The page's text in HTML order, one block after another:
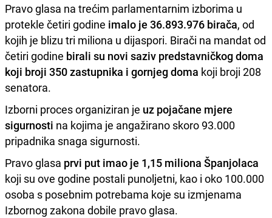
Pravo glasa na trećim parlamentarnim izborima u
protekle četiri godine imalo je 36.893.976 birača, od
kojih je blizu tri miliona u dijaspori. Birači na mandat od
četiri godine birali su novi saziv predstavničkog doma
koji broji 350 zastupnika i gornjeg doma koji broji 208
senatora.
Izborni proces organiziran je uz pojačane mjere
sigurnosti na kojima je angažirano skoro 93.000
pripadnika snaga sigurnosti.
Pravo glasa prvi put imao je 1,15 miliona Španjolaca
koji su ove godine postali punoljetni, kao i oko 100.000
osoba s posebnim potrebama koje su izmjenama
Izbornog zakona dobile pravo glasa.